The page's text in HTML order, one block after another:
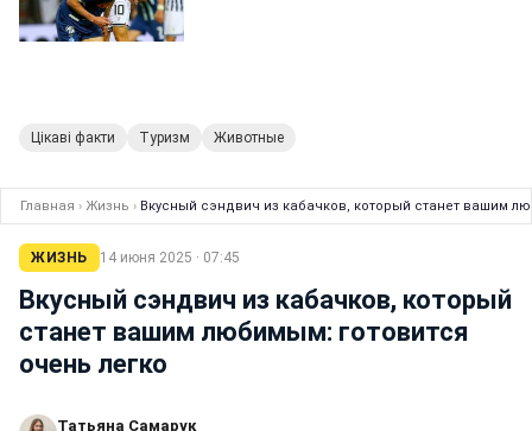
Цікаві факти Туризм Животные
Главная › Жизнь › Вкусный сэндвич из кабачков, который станет вашим
ЖИЗНЬ 14 июня 2025 · 07:45
Вкусный сэндвич из кабачков, который
станет вашим любимым: готовится
очень легко
Татьяна Самарук